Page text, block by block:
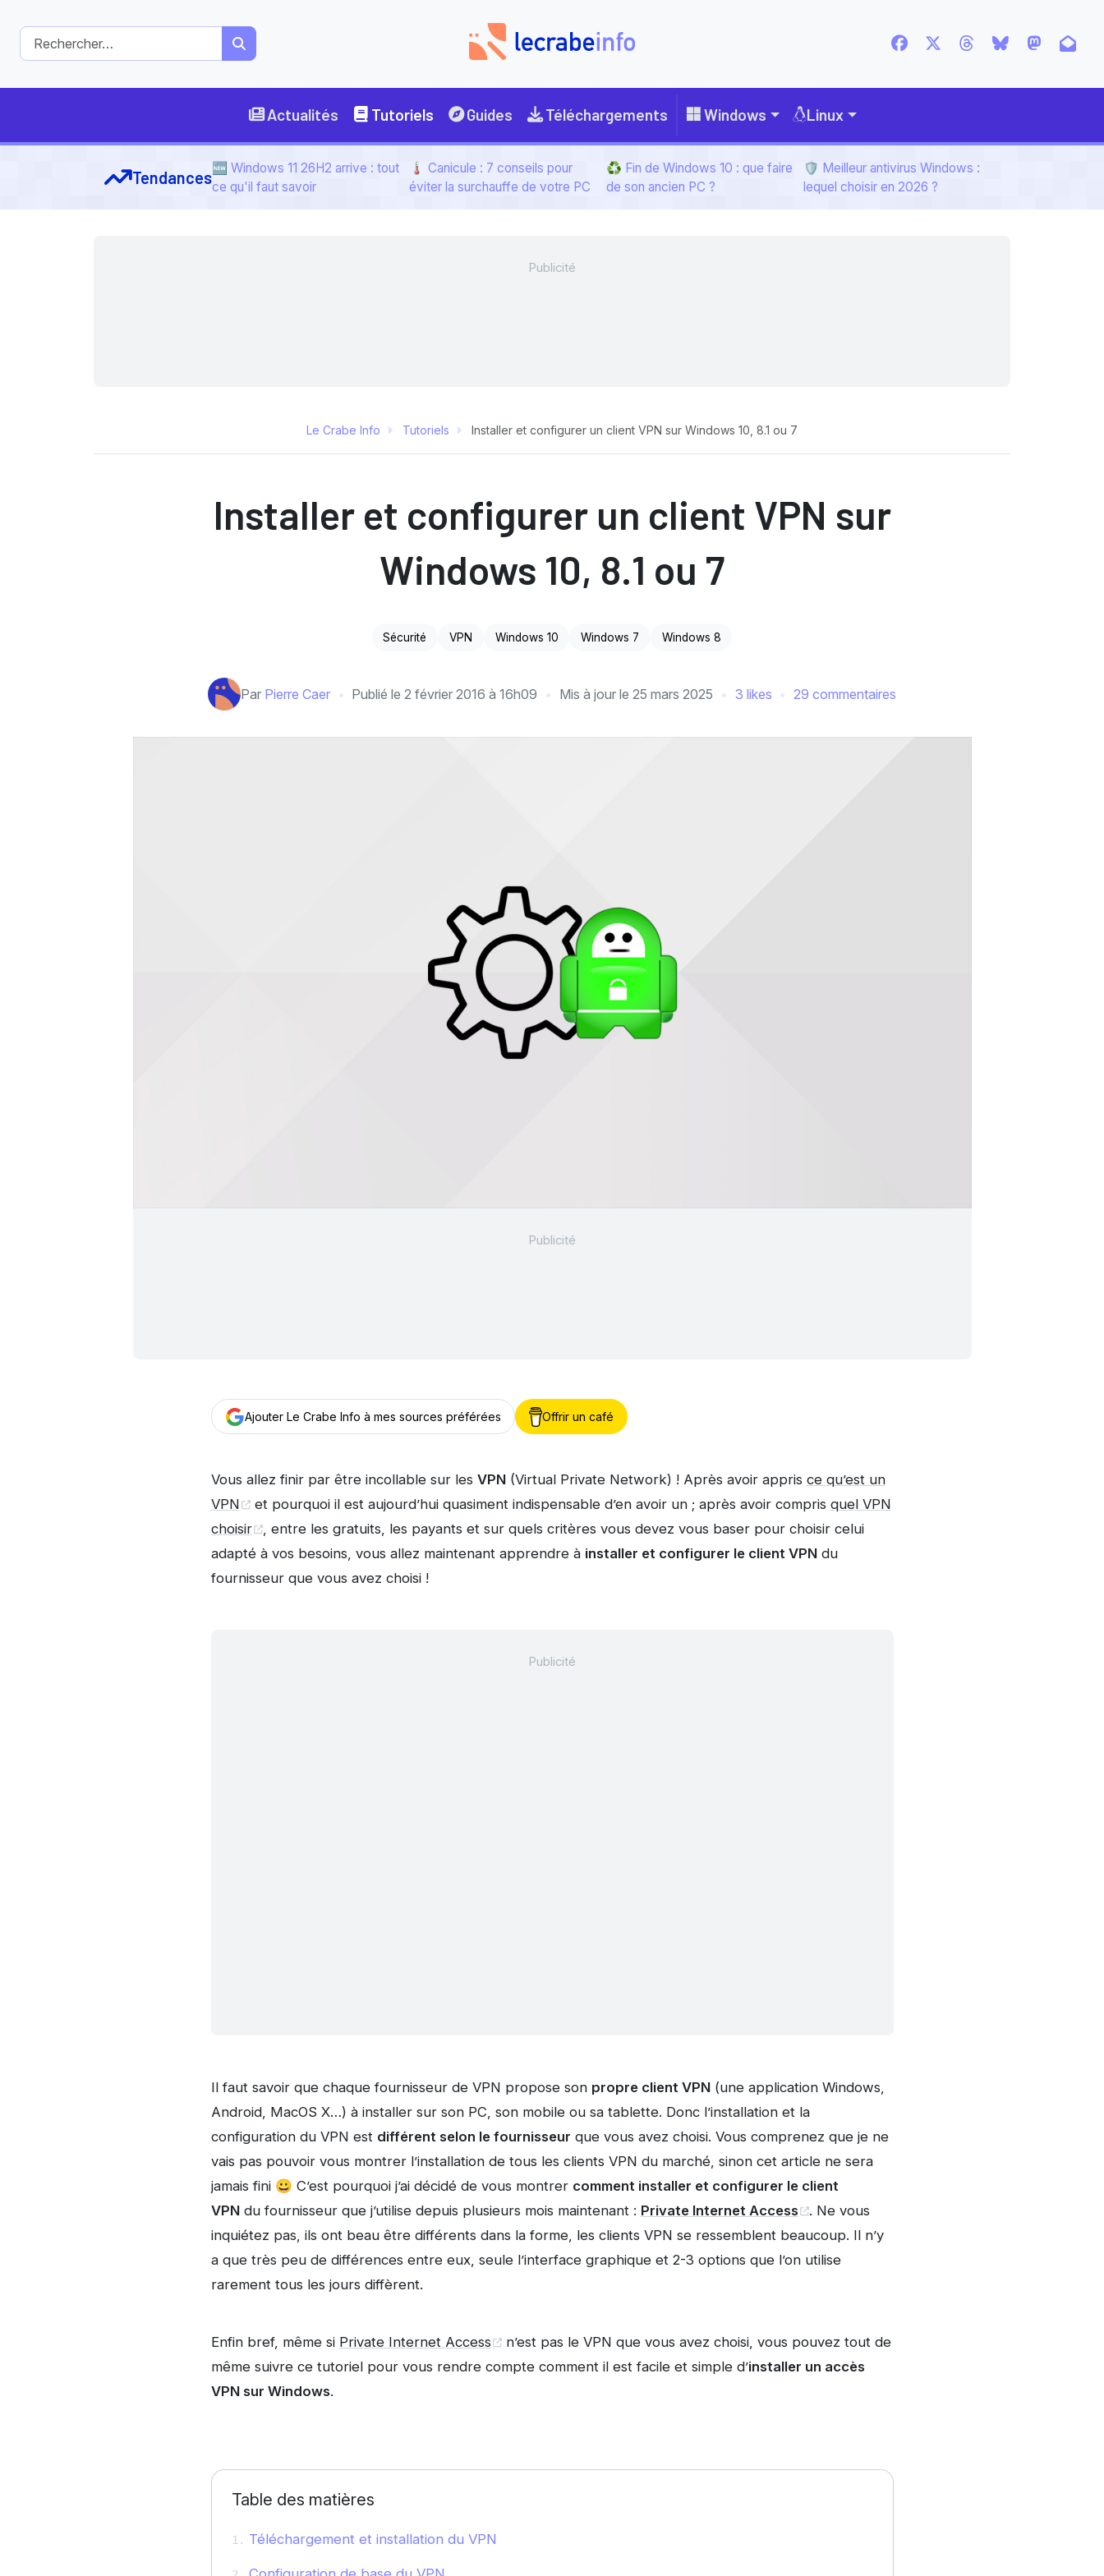
Actualités Tutoriels Guides Téléchargements Windows Linux
Tendances🆕 Windows 11 26H2 arrive : tout
ce qu'il faut savoir
🌡️ Canicule : 7 conseils pour
éviter la surchauffe de votre PC
♻️ Fin de Windows 10 : que faire
de son ancien PC ?
🛡️ Meilleur antivirus Windows :
lequel choisir en 2026 ?
Le Crabe Info Tutoriels Installer et configurer un client VPN sur Windows 10, 8.1 ou 7
Installer et configurer un client VPN sur
Windows 10, 8.1 ou 7
Sécurité VPN Windows 10 Windows 7 Windows 8
Par Pierre Caer Publié le 2 février 2016 à 16h09 Mis à jour le 25 mars 2025 3 likes 29 commentaires
Ajouter Le Crabe Info à mes sources préférées Offrir un café
Vous allez finir par être incollable sur les VPN(Virtual Private Network) ! Après avoir appris ce qu’est un
VPN
et pourquoi il est aujourd’hui quasiment indispensable d’en avoir un ; après avoir compris quel VPN
choisir
, entre les gratuits, les payants et sur quels critères vous devez vous baser pour choisir celui
adapté à vos besoins, vous allez maintenant apprendre à installer et configurer le client VPNdu
fournisseur que vous avez choisi !
Il faut savoir que chaque fournisseur de VPN propose son propre client VPN(une application Windows,
Android, MacOS X…) à installer sur son PC, son mobile ou sa tablette. Donc l’installation et la
configuration du VPN est différent selon le fournisseur que vous avez choisi. Vous comprenez que je ne
vais pas pouvoir vous montrer l’installation de tous les clients VPN du marché, sinon cet article ne sera
jamais fini 😀 C’est pourquoi j’ai décidé de vous montrer comment installer et configurer le client
VPNdu fournisseur que j’utilise depuis plusieurs mois maintenant : Private Internet Access
. Ne vous
inquiétez pas, ils ont beau être différents dans la forme, les clients VPN se ressemblent beaucoup. Il n’y
a que très peu de différences entre eux, seule l’interface graphique et 2-3 options que l’on utilise
rarement tous les jours diffèrent.
Enfin bref, même si Private Internet Access
n’est pas le VPN que vous avez choisi, vous pouvez tout de
même suivre ce tutoriel pour vous rendre compte comment il est facile et simple d’installer un accès
VPN sur Windows.
Table des matières
Téléchargement et installation du VPN